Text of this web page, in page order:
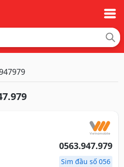
0563.947.979
Sim đầu số 056